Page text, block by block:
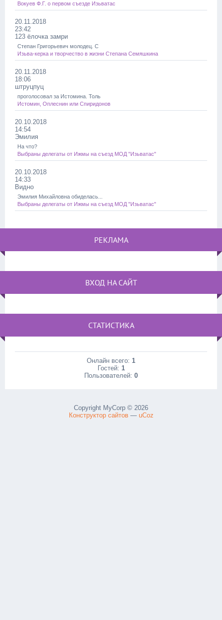
Вокуев Ф.Г. о первом съезде Изьватас
20.11.2018
23:42
123 ёлочка замри
Степан Григорьевич молодец. С
Изьва-керка и творчество в жизни Степана Семяшкина
20.11.2018
18:06
штруцпуц
проголосовал за Истомина. Толь
Истомин, Оплеснин или Спиридонов
20.10.2018
14:54
Эмилия
На что?
Выбраны делегаты от Ижмы на съезд МОД "Изьватас"
20.10.2018
14:33
Видно
Эмилия Михайловна обиделась...
Выбраны делегаты от Ижмы на съезд МОД "Изьватас"
РЕКЛАМА
ВХОД НА САЙТ
СТАТИСТИКА
Онлайн всего: 1
Гостей: 1
Пользователей: 0
Copyright MyCorp © 2026
Конструктор сайтов— uCoz